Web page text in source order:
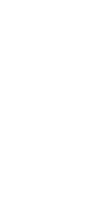
истории,
шаржи, стихи,